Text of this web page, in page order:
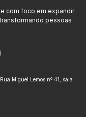
com foco em expandir
pessoas
Miguel Lemos nº 41, sala